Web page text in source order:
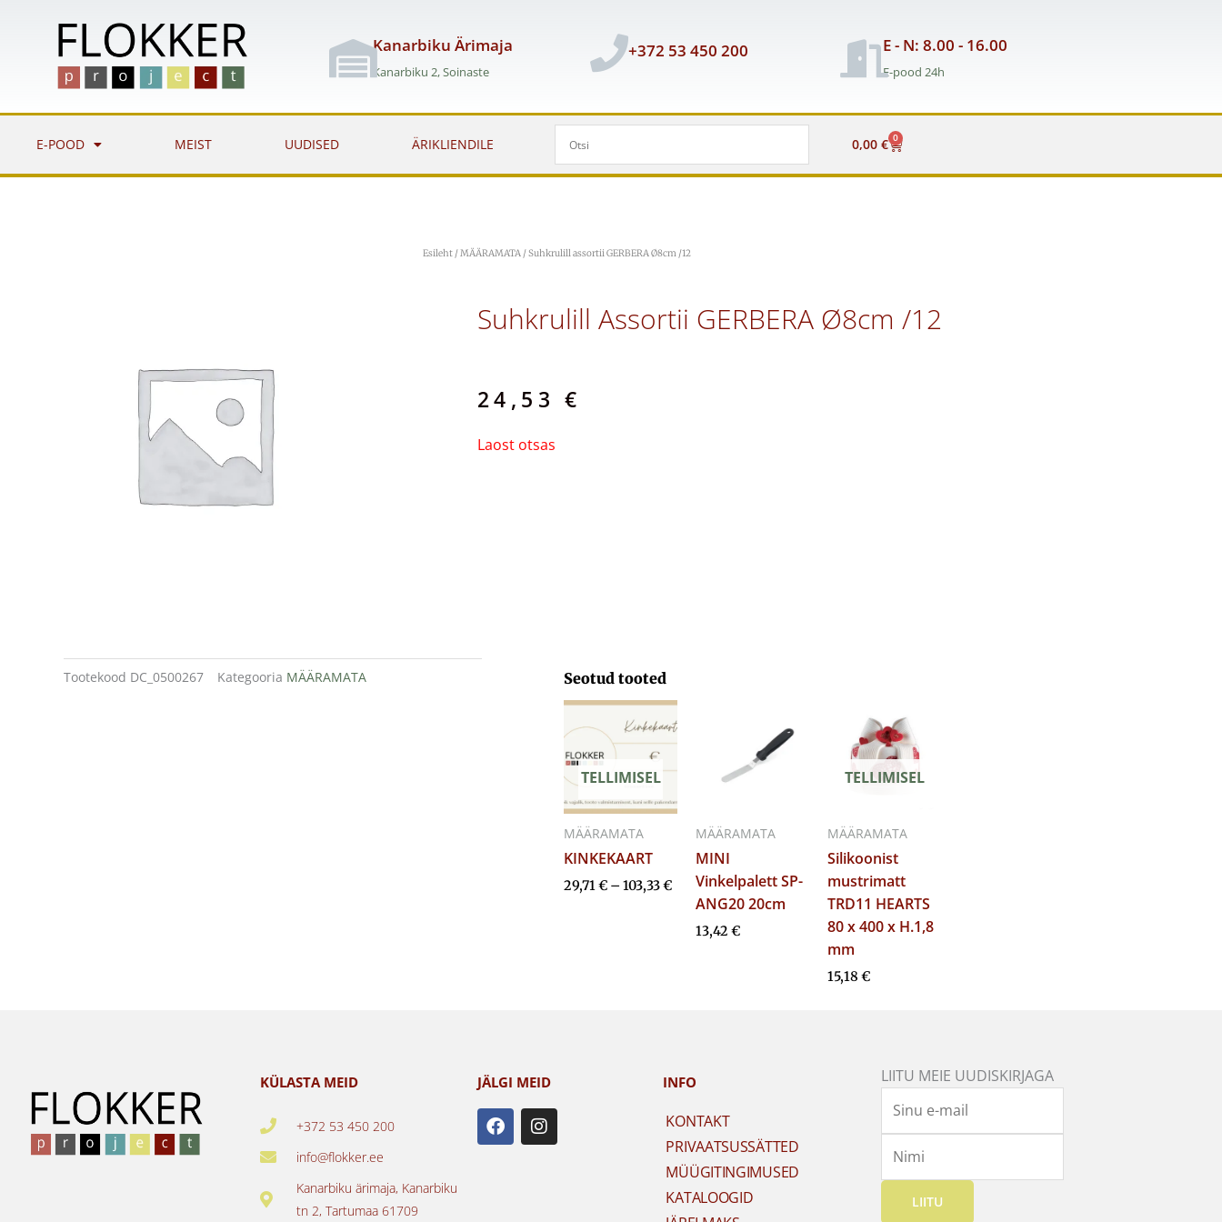
Kanarbiku Ärimaja
Kanarbiku 2, Soinaste
+372 53 450 200 E - N: 8.00 - 16.00
E-pood 24h
E-POOD MEIST UUDISED ÄRIKLIENDILE 0,00 € 0
Cart
Esileht/MÄÄRAMATA/ Suhkrulill assortii GERBERA Ø8cm /12
Suhkrulill Assortii GERBERA Ø8cm /12
24,53€
Laost otsas
Tootekood DC_0500267 Kategooria MÄÄRAMATA Seotud tooted
TELLIMISEL
MÄÄRAMATA
KINKEKAART
29,71€ – 103,33€
Hinnavahemik:
29,71 €
kuni
MÄÄRAMATA
MINI
Vinkelpalett SP-
ANG20 20cm
13,42 €
TELLIMISEL
MÄÄRAMATA
Silikoonist
mustrimatt
TRD11 HEARTS
80 x 400 x H.1,8
mm
15,18 €
KÜLASTA MEID
+372 53 450 200
info@flokker.ee
Kanarbiku ärimaja, Kanarbiku
tn 2, Tartumaa 61709
JÄLGI MEID
F
a
c
I
n
s
INFO
KONTAKT
PRIVAATSUSSÄTTED
MÜÜGITINGIMUSED
KATALOOGID
LIITU MEIE UUDISKIRJAGA
LIITU